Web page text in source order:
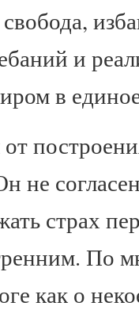
и
в
от
не
страх
По
как о